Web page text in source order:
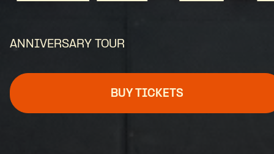
ANNIVERSARY TOUR
BUY TICKETS